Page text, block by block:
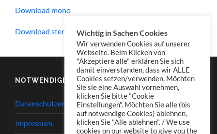
Download mono
Download stereo
NOTWENDIGES
Datenschutzerklärung
Impressum
Wichtig in Sachen Cookies
Wir verwenden Cookies auf unserer
Webseite. Beim Klicken von
"Akzeptiere alle" erklären Sie sich
damit einverstanden, dass wir ALLE
Cookies setzen/verwenden. Möchten
Sie sie eine Auswahl vornehmen,
klicken Sie bitte "Cookie
Einstellungen". Möchten Sie alle (bis
auf notwendige Cookies) ablehnen,
klicken Sie "Alle ablehnen". / We use
cookies on our website to give you the